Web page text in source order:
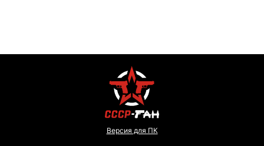
Версия для ПК